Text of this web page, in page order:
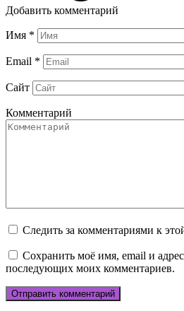
Добавить комментарий
Имя *
Email *
Сайт
Комментарий
Следить за комментариями к
Сохранить моё имя, email и
последующих моих комментариев.